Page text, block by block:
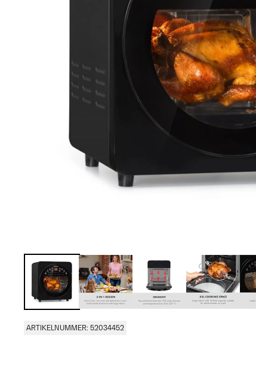
ARTIKELNUMMER: 52034452